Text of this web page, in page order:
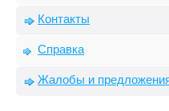
Контакты
Справка
Жалобы и